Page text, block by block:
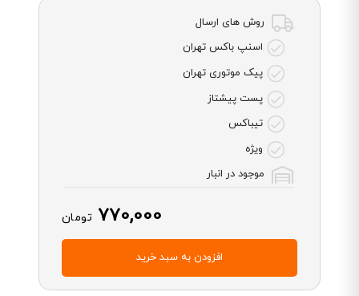
روش های ارسال
اسنپ باکس تهران
پیک موتوری تهران
پست پیشتاز
تیباکس
ویژه
موجود در انبار
770,000 تومان
افزودن به سبد خرید